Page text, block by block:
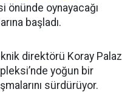
önünde oynayacağı
başladı.
direktörü Koray Palaz
yoğun bir
sürdürüyor.